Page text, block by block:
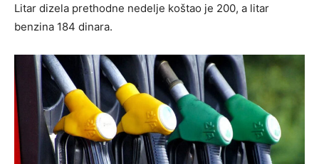
Litar dizela prethodne nedelje koštao je 200, a litar
benzina 184 dinara.